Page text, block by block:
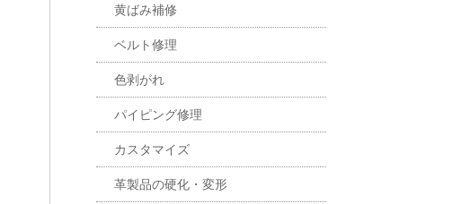
黄ばみ補修
ベルト修理
色剥がれ
パイピング修理
カスタマイズ
革製品の硬化・変形